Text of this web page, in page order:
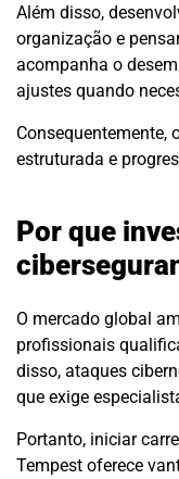
Além disso,
organização e
acompanha o
ajustes quando
Consequentemente,
estruturada e
Por que
O mercado global
profissionais
disso, ataques
que exige
Portanto, iniciar
Tempest oferece